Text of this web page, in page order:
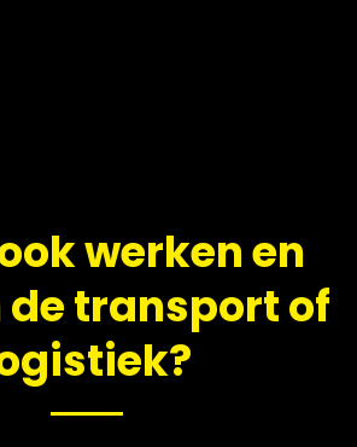
werken en
de transport of